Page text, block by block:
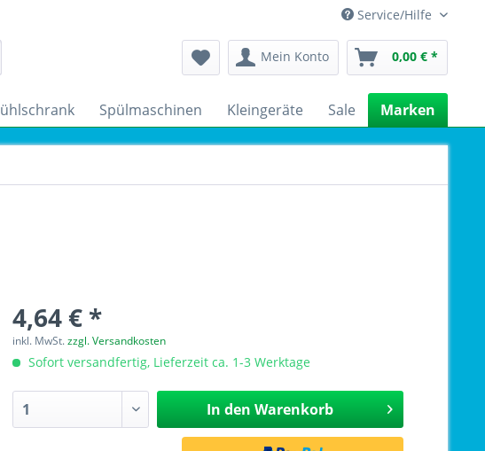
Service/Hilfe
Mein Konto 0,00 € *
Spülmaschinen Kleingeräte Sale Marken
4,64 € *
inkl. MwSt.zzgl. Versandkosten
Sofort versandfertig, Lieferzeit ca. 1-3 Werktage
In den Warenkorb